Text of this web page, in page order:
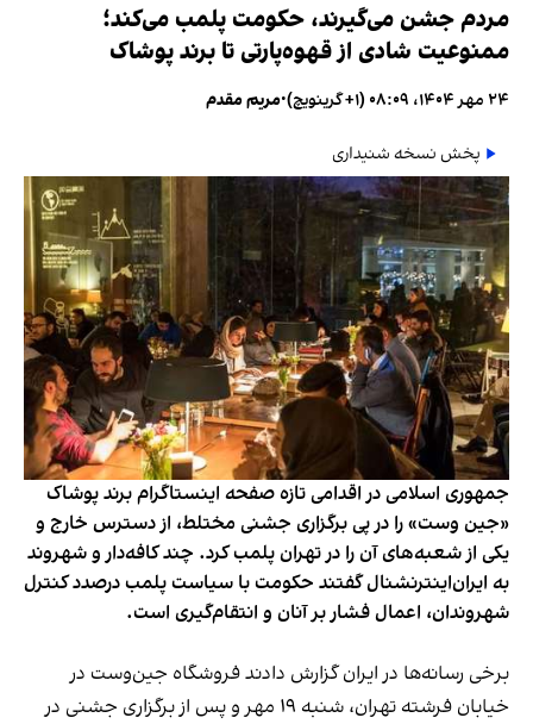
مردم جشن می‌گیرند، حکومت پلمب می‌کند؛
ممنوعیت شادی از قهوه‌پارتی تا برند پوشاک
۲۴ مهر ۱۴۰۴، ۰۸:۰۹ (‎+۱ گرینویچ) •مریم مقدم
پخش نسخه شنیداری
جمهوری اسلامی در اقدامی تازه صفحه اینستاگرام برند پوشاک
«جین وست» را در پی برگزاری جشنی مختلط، از دسترس خارج و
یکی از شعبه‌های آن را در تهران پلمب کرد. چند کافه‌‌دار و شهروند
به ایران‌اینترنشنال گفتند حکومت با سیاست پلمب درصدد کنترل
شهروندان، اعمال فشار بر آنان و انتقام‌گیری است.
برخی رسانه‌ها در ایران گزارش دادند فروشگاه جین‌وست در
خیابان فرشته تهران، شنبه ۱۹ مهر و پس از برگزاری جشنی در